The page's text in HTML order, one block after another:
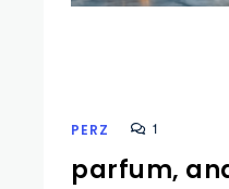
PERZ 1
parfum,